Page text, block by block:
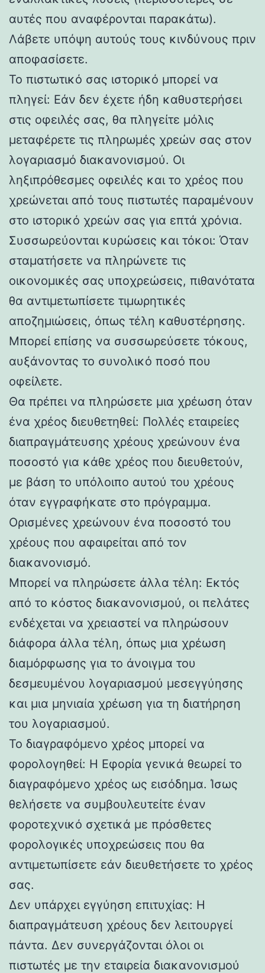
αυτές που αναφέρονται παρακάτω).
Λάβετε υπόψη αυτούς τους κινδύνους πριν
αποφασίσετε.
Το πιστωτικό σας ιστορικό μπορεί να
πληγεί: Εάν δεν έχετε ήδη καθυστερήσει
στις οφειλές σας, θα πληγείτε μόλις
μεταφέρετε τις πληρωμές χρεών σας στον
λογαριασμό διακανονισμού. Οι
ληξιπρόθεσμες οφειλές και το χρέος που
χρεώνεται από τους πιστωτές παραμένουν
στο ιστορικό χρεών σας για επτά χρόνια.
Συσσωρεύονται κυρώσεις και τόκοι: Όταν
σταματήσετε να πληρώνετε τις
οικονομικές σας υποχρεώσεις, πιθανότατα
θα αντιμετωπίσετε τιμωρητικές
αποζημιώσεις, όπως τέλη καθυστέρησης.
Μπορεί επίσης να συσσωρεύσετε τόκους,
αυξάνοντας το συνολικό ποσό που
οφείλετε.
Θα πρέπει να πληρώσετε μια χρέωση όταν
ένα χρέος διευθετηθεί: Πολλές εταιρείες
διαπραγμάτευσης χρέους χρεώνουν ένα
ποσοστό για κάθε χρέος που διευθετούν,
με βάση το υπόλοιπο αυτού του χρέους
όταν εγγραφήκατε στο πρόγραμμα.
Ορισμένες χρεώνουν ένα ποσοστό του
χρέους που αφαιρείται από τον
διακανονισμό.
Μπορεί να πληρώσετε άλλα τέλη: Εκτός
από το κόστος διακανονισμού, οι πελάτες
ενδέχεται να χρειαστεί να πληρώσουν
διάφορα άλλα τέλη, όπως μια χρέωση
διαμόρφωσης για το άνοιγμα του
δεσμευμένου λογαριασμού μεσεγγύησης
και μια μηνιαία χρέωση για τη διατήρηση
του λογαριασμού.
Το διαγραφόμενο χρέος μπορεί να
φορολογηθεί: Η Εφορία γενικά θεωρεί το
διαγραφόμενο χρέος ως εισόδημα. Ίσως
θελήσετε να συμβουλευτείτε έναν
φοροτεχνικό σχετικά με πρόσθετες
φορολογικές υποχρεώσεις που θα
αντιμετωπίσετε εάν διευθετήσετε το χρέος
σας.
Δεν υπάρχει εγγύηση επιτυχίας: Η
διαπραγμάτευση χρέους δεν λειτουργεί
πάντα. Δεν συνεργάζονται όλοι οι
πιστωτές με την εταιρεία διακανονισμού